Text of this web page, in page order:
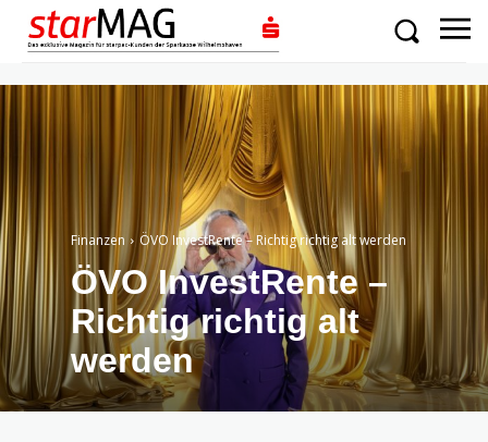
Finanzen ÖVO InvestRente – Richtig richtig alt werden
ÖVO InvestRente –
Richtig richtig alt
werden